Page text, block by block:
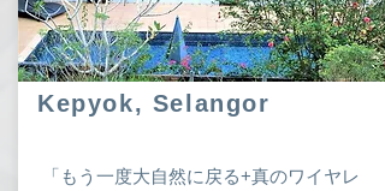
Kepyok, Selangor
「もう一度大自然に戻る+真のワイヤレ